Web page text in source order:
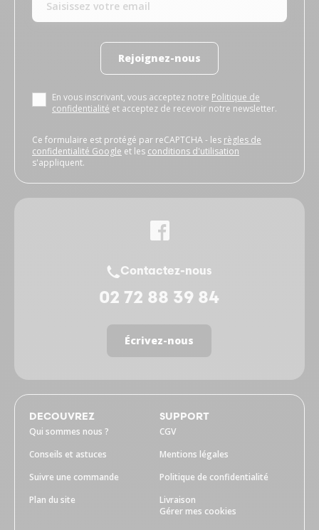
Rejoignez-nous
En vous inscrivant, vous acceptez notre Politique de
confidentialité et acceptez de recevoir notre newsletter.
Ce formulaire est protégé par reCAPTCHA - les règles de
confidentialité Google et les conditions d'utilisation
s'appliquent.
Contactez-nous
02 72 88 39 84
Écrivez-nous
DECOUVREZ
Qui sommes nous ?
Conseils et astuces
Suivre une commande
Plan du site
SUPPORT
CGV
Mentions légales
Politique de confidentialité
Livraison
Gérer mes cookies